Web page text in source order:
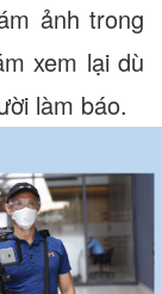
ảnh trong
xem lại dù
làm báo.